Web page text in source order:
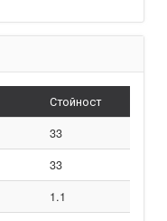
Стойност
33
33
1.1